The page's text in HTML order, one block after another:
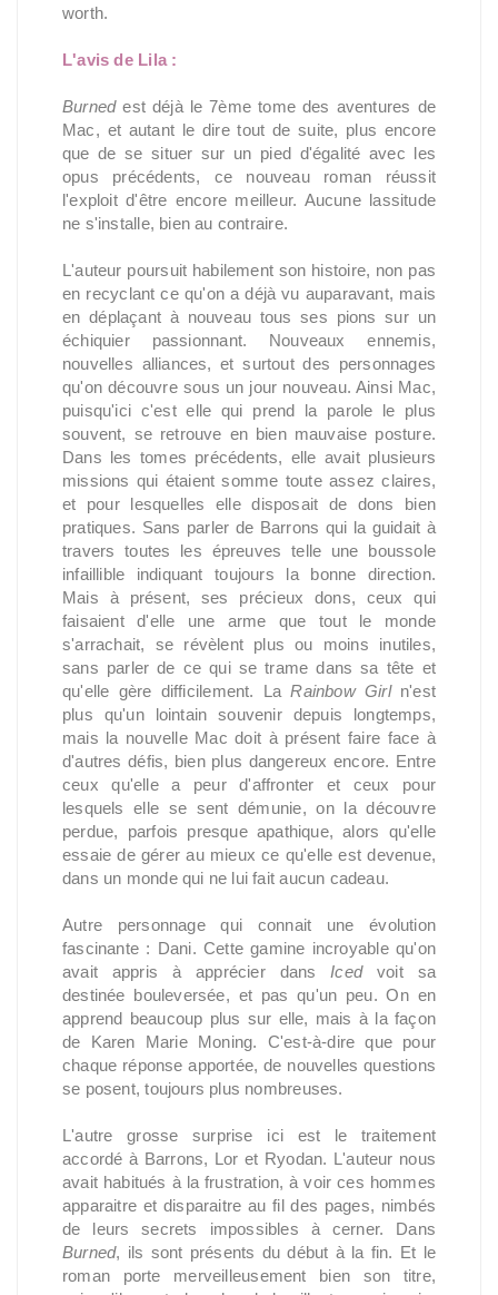
worth.
L'avis de Lila :
Burnedest déjà le 7ème tome des aventures de
Mac, et autant le dire tout de suite, plus encore
que de se situer sur un pied d'égalité avec les
opus précédents, ce nouveau roman réussit
l'exploit d'être encore meilleur. Aucune lassitude
ne s'installe, bien au contraire.
L'auteur poursuit habilement son histoire, non pas
en recyclant ce qu'on a déjà vu auparavant, mais
en déplaçant à nouveau tous ses pions sur un
échiquier passionnant. Nouveaux ennemis,
nouvelles alliances, et surtout des personnages
qu'on découvre sous un jour nouveau. Ainsi Mac,
puisqu'ici c'est elle qui prend la parole le plus
souvent, se retrouve en bien mauvaise posture.
Dans les tomes précédents, elle avait plusieurs
missions qui étaient somme toute assez claires,
et pour lesquelles elle disposait de dons bien
pratiques. Sans parler de Barrons qui la guidait à
travers toutes les épreuves telle une boussole
infaillible indiquant toujours la bonne direction.
Mais à présent, ses précieux dons, ceux qui
faisaient d'elle une arme que tout le monde
s'arrachait, se révèlent plus ou moins inutiles,
sans parler de ce qui se trame dans sa tête et
qu'elle gère difficilement. LaRainbow Girl n'est
plus qu'un lointain souvenir depuis longtemps,
mais la nouvelle Mac doit à présent faire face à
d'autres défis, bien plus dangereux encore. Entre
ceux qu'elle a peur d'affronter et ceux pour
lesquels elle se sent démunie, on la découvre
perdue, parfois presque apathique, alors qu'elle
essaie de gérer au mieux ce qu'elle est devenue,
dans un monde qui ne lui fait aucun cadeau.
Autre personnage qui connait une évolution
fascinante : Dani. Cette gamine incroyable qu'on
avait appris à apprécier dans Icedvoit sa
destinée bouleversée, et pas qu'un peu. On en
apprend beaucoup plus sur elle, mais à la façon
de Karen Marie Moning. C'est-à-dire que pour
chaque réponse apportée, de nouvelles questions
se posent, toujours plus nombreuses.
L'autre grosse surprise ici est le traitement
accordé à Barrons, Lor et Ryodan. L'auteur nous
avait habitués à la frustration, à voir ces hommes
apparaitre et disparaitre au fil des pages, nimbés
de leurs secrets impossibles à cerner. Dans
Burned, ils sont présents du début à la fin. Et le
roman porte merveilleusement bien son titre,